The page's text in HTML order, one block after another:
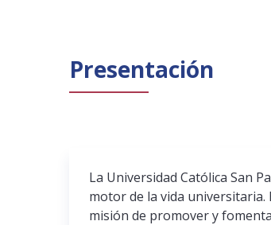
Presentación
La Universidad Católica San
motor de la vida universitaria.
misión de promover y